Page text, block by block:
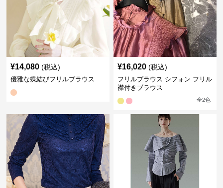
¥14,080 (税込)
優雅な蝶結びフリルブラウス
¥16,020 (税込)
フリルブラウス シフォン フリル
襟付きブラウス
全2色